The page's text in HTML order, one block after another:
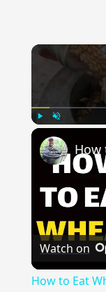
How
Watch on
How to Eat